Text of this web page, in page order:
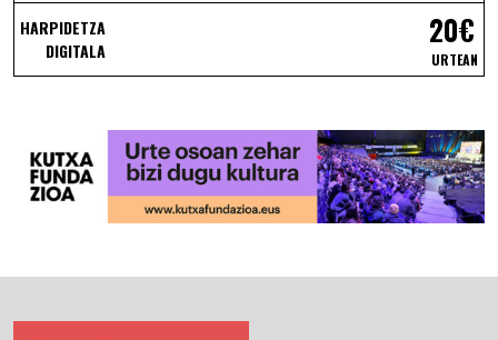
HARPIDETZA
DIGITALA
20€
URTEAN